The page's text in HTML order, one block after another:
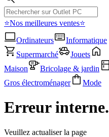
⭐Nos meilleures ventes⭐
Ordinateurs
Informatique
Supermarché
Jouets
Maison
Bricolage & jardin
Gros électroménager
Mode
Erreur interne.
Veuillez actualiser la page